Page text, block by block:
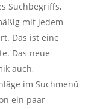
Suchbegriffs,
mit jedem
Das ist eine
Das neue
auch,
im Suchmenü
ein paar